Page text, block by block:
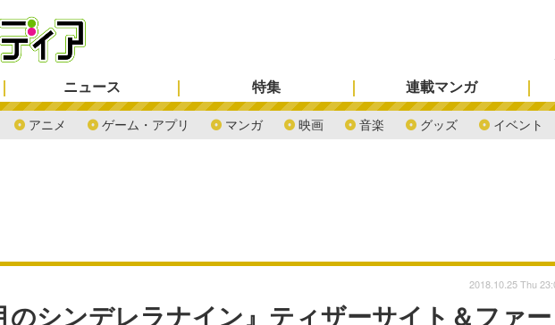
ニュース
アニメ ゲーム・アプリ マンガ 映画 音楽 グッズ イベント
特集 連載マンガ
のシンデレラナイン』ティザーサイト＆ファー
2018.10.25 Thu